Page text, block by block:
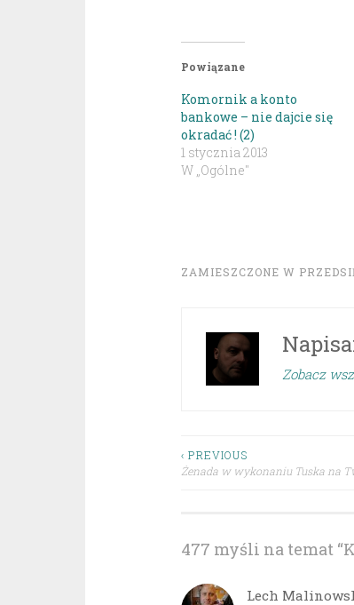
Powiązane
Komornik a konto
bankowe – nie dajcie się
okradać ! (2)
1 stycznia 2013
W „Ogólne"
ZAMIESZCZONE W
Zobacz
Nawigacja
‹ PREVIOUS
Żenada w wykonaniu Tuska na
477 myśli na temat “
Lech